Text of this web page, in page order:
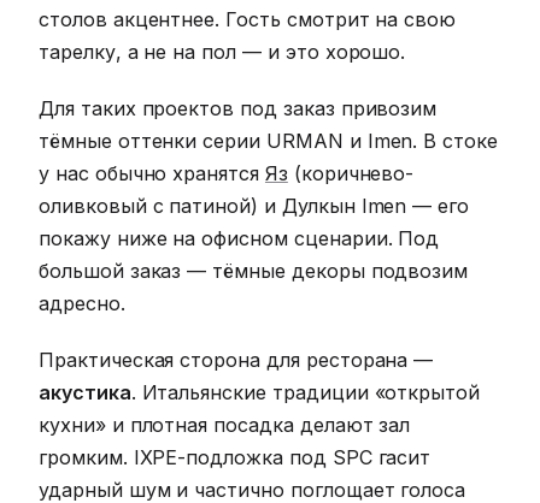
столов акцентнее. Гость смотрит на свою
тарелку, а не на пол — и это хорошо.
Для таких проектов под заказ привозим
тёмные оттенки серии URMAN и Imen. В стоке
у нас обычно хранятся Яз (коричнево-
оливковый с патиной) и Дулкын Imen — его
покажу ниже на офисном сценарии. Под
большой заказ — тёмные декоры подвозим
адресно.
Практическая сторона для ресторана —
акустика. Итальянские традиции «открытой
кухни» и плотная посадка делают зал
громким. IXPE-подложка под SPC гасит
ударный шум и частично поглощает голоса